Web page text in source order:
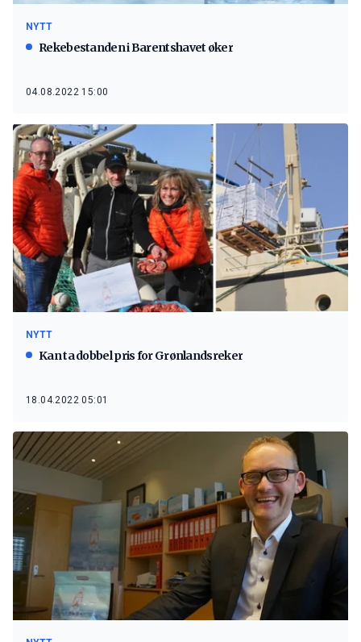
NYTT
Rekebestanden i Barentshavet øker
04.08.2022 15:00
NYTT
Kan ta dobbel pris for Grønlandsreker
18.04.2022 05:01